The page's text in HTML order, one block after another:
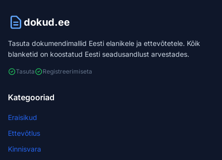
dokud.ee
Tasuta dokumendimallid Eesti elanikele ja ettevõtetele. Kõik
blanketid on koostatud Eesti seadusandlust arvestades.
Tasuta Registreerimiseta
Kategooriad
Eraisikud
Ettevõtlus
Kinnisvara